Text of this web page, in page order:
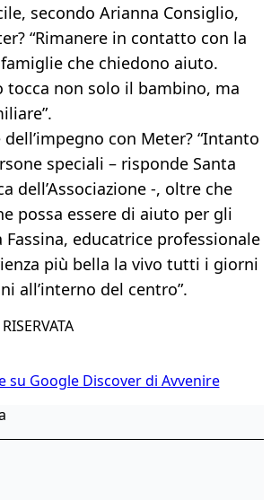
secondo Arianna Consiglio,
“Rimanere in contatto con la
che chiedono aiuto.
tocca non solo il bambino, ma
con Meter? “Intanto
speciali – risponde Santa
dell’Associazione -, oltre che
possa essere di aiuto per gli
Fassina, educatrice professionale
più bella la vivo tutti i giorni
all’interno del centro”.
su Google Discover di Avvenire